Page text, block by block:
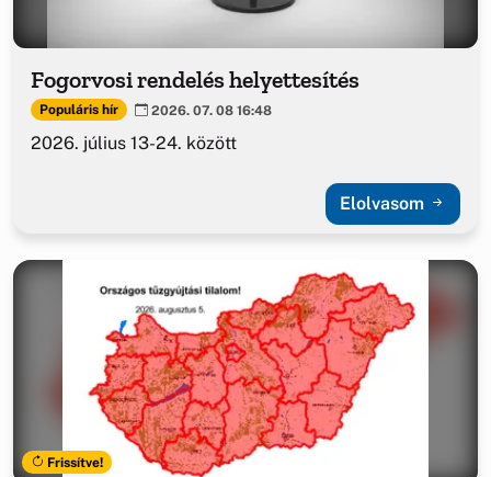
Fogorvosi rendelés helyettesítés
Populáris hír 2026. 07. 08 16:48
2026. július 13-24. között
Elolvasom
Frissítve!